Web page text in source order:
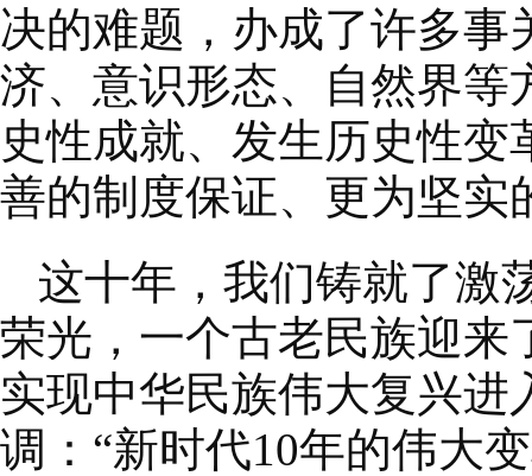
决的难题，办成了许多
济、意识形态、自然界等
史性成就、发生历史性
善的制度保证、更为坚实
这十年，我们铸就了激
荣光，一个古老民族迎来
实现中华民族伟大复兴
调：“新时代10年的伟大